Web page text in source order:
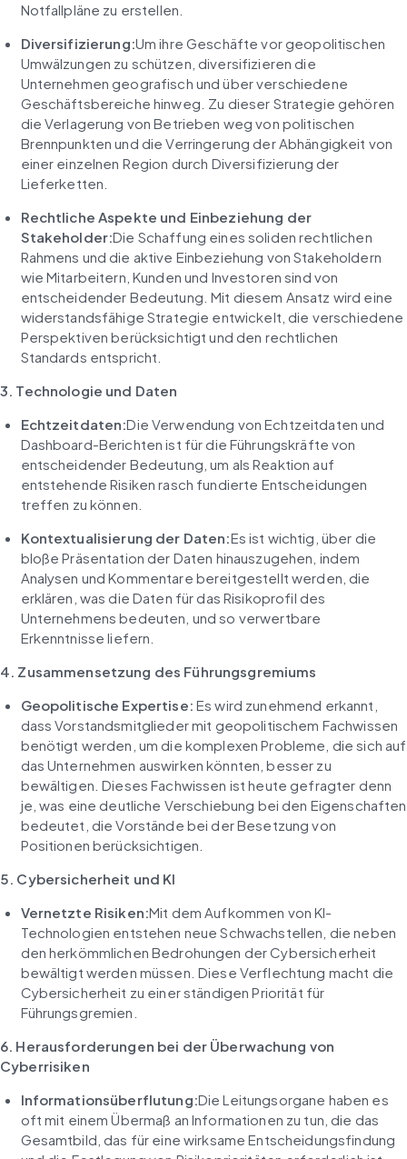
Notfallpläne zu erstellen.
Diversifizierung:Um ihre Geschäfte vor geopolitischen
Umwälzungen zu schützen, diversifizieren die
Unternehmen geografisch und über verschiedene
Geschäftsbereiche hinweg. Zu dieser Strategie gehören
die Verlagerung von Betrieben weg von politischen
Brennpunkten und die Verringerung der Abhängigkeit von
einer einzelnen Region durch Diversifizierung der
Lieferketten.
Rechtliche Aspekte und Einbeziehung der
Stakeholder:Die Schaffung eines soliden rechtlichen
Rahmens und die aktive Einbeziehung von Stakeholdern
wie Mitarbeitern, Kunden und Investoren sind von
entscheidender Bedeutung. Mit diesem Ansatz wird eine
widerstandsfähige Strategie entwickelt, die verschiedene
Perspektiven berücksichtigt und den rechtlichen
Standards entspricht.
3. Technologie und Daten
Echtzeitdaten:Die Verwendung von Echtzeitdaten und
Dashboard-Berichten ist für die Führungskräfte von
entscheidender Bedeutung, um als Reaktion auf
entstehende Risiken rasch fundierte Entscheidungen
treffen zu können.
Kontextualisierung der Daten:Es ist wichtig, über die
bloße Präsentation der Daten hinauszugehen, indem
Analysen und Kommentare bereitgestellt werden, die
erklären, was die Daten für das Risikoprofil des
Unternehmens bedeuten, und so verwertbare
Erkenntnisse liefern.
4. Zusammensetzung des Führungsgremiums
Geopolitische Expertise: Es wird zunehmend erkannt,
dass Vorstandsmitglieder mit geopolitischem Fachwissen
benötigt werden, um die komplexen Probleme, die sich auf
das Unternehmen auswirken könnten, besser zu
bewältigen. Dieses Fachwissen ist heute gefragter denn
je, was eine deutliche Verschiebung bei den Eigenschaften
bedeutet, die Vorstände bei der Besetzung von
Positionen berücksichtigen.
5. Cybersicherheit und KI
Vernetzte Risiken:Mit dem Aufkommen von KI-
Technologien entstehen neue Schwachstellen, die neben
den herkömmlichen Bedrohungen der Cybersicherheit
bewältigt werden müssen. Diese Verflechtung macht die
Cybersicherheit zu einer ständigen Priorität für
Führungsgremien.
6. Herausforderungen bei der Überwachung von
Cyberrisiken
Informationsüberflutung:Die Leitungsorgane haben es
oft mit einem Übermaß an Informationen zu tun, die das
Gesamtbild, das für eine wirksame Entscheidungsfindung